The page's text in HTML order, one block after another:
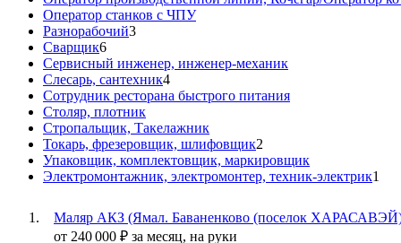
Оператор станков с ЧПУ
Разнорабочий3
Сварщик6
Сервисный инженер, инженер-механик
Слесарь, сантехник4
Сотрудник ресторана быстрого питания
Столяр, плотник
Стропальщик, Такелажник
Токарь, фрезеровщик, шлифовщик2
Упаковщик, комплектовщик, маркировщик
Электромонтажник, электромонтер, техник-электрик1
Маляр АКЗ (Ямал. Баваненково (поселок
от 240 000 ₽ за месяц, на руки